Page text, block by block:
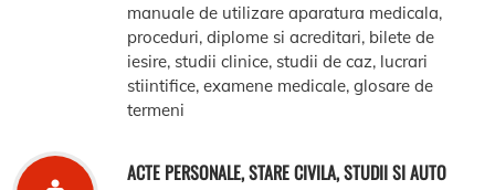
manuale de utilizare aparatura medicala,
proceduri, diplome si acreditari, bilete de
iesire, studii clinice, studii de caz, lucrari
stiintifice, examene medicale, glosare de
termeni
ACTE PERSONALE, STARE CIVILA, STUDII SI AUTO